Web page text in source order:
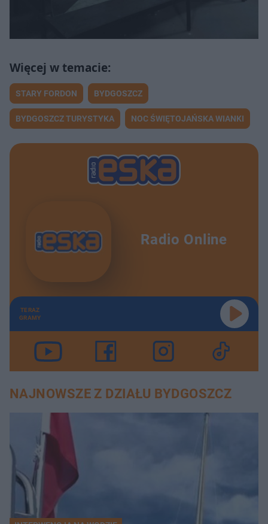
STARY FORDON BYDGOSZCZ
BYDGOSZCZ TURYSTYKA NOC ŚWIĘTOJAŃSKA WIANKI
Radio Online
TERAZ
GRAMY
NAJNOWSZE Z DZIAŁU BYDGOSZCZ